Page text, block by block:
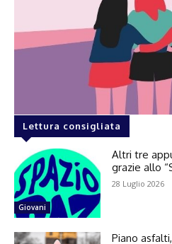
Lettura consigliata
Giovani
Altri tre
grazie allo
28 Luglio 2026
Piano